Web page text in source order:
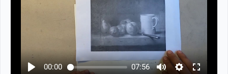
00:00 07:56